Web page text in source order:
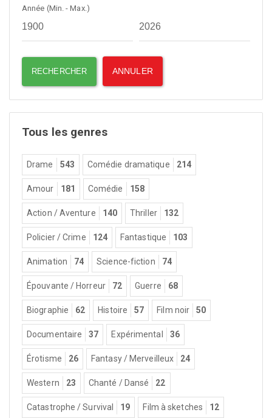
Année (Min. - Max.)
Tous les genres
Drame 543 Comédie dramatique 214
Amour 181 Comédie 158
Action / Aventure 140 Thriller 132
Policier / Crime 124 Fantastique 103
Animation 74 Science-fiction 74
Épouvante / Horreur 72 Guerre 68
Biographie 62 Histoire 57 Film noir 50
Documentaire 37 Expérimental 36
Érotisme 26 Fantasy / Merveilleux 24
Western 23 Chanté / Dansé 22
Catastrophe / Survival 19 Film à sketches 12